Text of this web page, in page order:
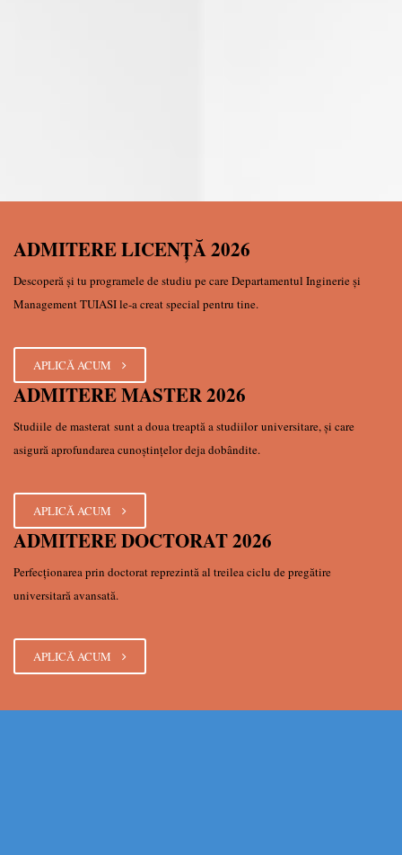
ADMITERE LICENŢĂ 2026
Descoperă şi tu programele de studiu pe care Departamentul Inginerie şi
Management TUIASI le-a creat special pentru tine.
APLICĂ ACUM
ADMITERE MASTER 2026
Studiile de masterat sunt a doua treaptă a studiilor universitare, şi care
asigură aprofundarea cunoştinţelor deja dobândite.
APLICĂ ACUM
ADMITERE DOCTORAT 2026
Perfecționarea prin doctorat reprezintă al treilea ciclu de pregătire
universitară avansată.
APLICĂ ACUM